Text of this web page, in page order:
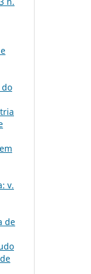
do
v.
de